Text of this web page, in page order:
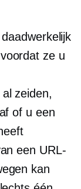
ze u
zeiden,
of u een
een URL-
kan